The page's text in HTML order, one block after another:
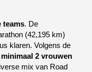
teams. De
(42,195 km)
klaren. Volgens de
minimaal 2 vrouwen
mix van Road